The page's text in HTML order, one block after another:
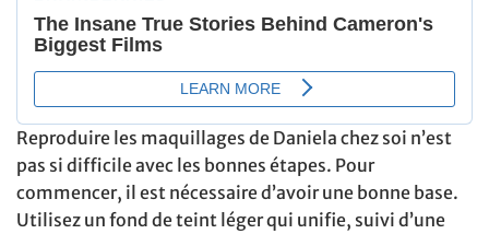
Reproduire les maquillages de Daniela chez soi n’est
pas si difficile avec les bonnes étapes. Pour
commencer, il est nécessaire d’avoir une bonne base.
Utilisez un fond de teint léger qui unifie, suivi d’une